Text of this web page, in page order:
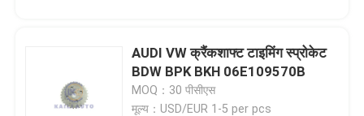
AUDI VW क्रैंकशाफ्ट टाइमिंग स्प्रोकेट
BDW BPK BKH 06E109570B
MOQ：30 पीसीएस
मूल्य：USD/EUR 1-5 per pcs